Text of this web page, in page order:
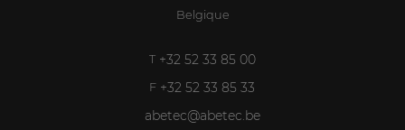
Belgique
T +32 52 33 85 00
F +32 52 33 85 33
abetec@abetec.be